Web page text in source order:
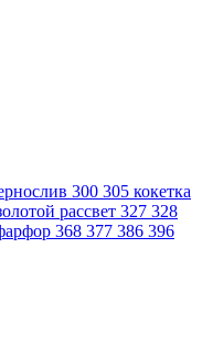
300 305 кокетка
рассвет 327 328
368 377 386 396